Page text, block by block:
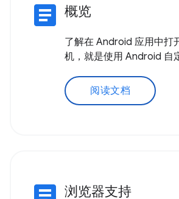
article 概览
了解在 Android 应用中打
机，就是使用 Android 自
阅读文档
浏览器支持